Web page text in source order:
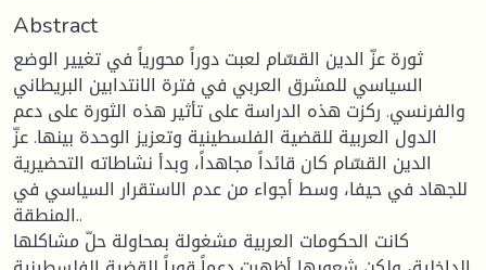
Abstract
ثورة عزّ الدين القسّام لعبت دوراً محورياً في تغيير الوضع
السياسي للمشرق العربي في فترة الانتدابين البريطاني
والفرنسي. ركزت هذه الدراسة على تأثير هذه الثورة على دعم
الدول العربية للقضية الفلسطينية وتعزيز الوحدة بينها. عزّ
الدين القسّام كان قائداً مجاهداً، وبدأ نشاطاته التحضيرية
للجهاد في حيفا، وسط أجواء من عدم الاستقرار السياسي في
المنطقة..
كانت الحكومات العربية مشغولة بمحاولة حلّ مشاكلها